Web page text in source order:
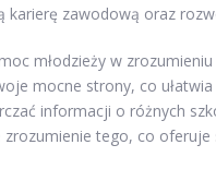
karierę zawodową oraz
młodzieży w zrozumieniu
mocne strony, co ułatwia
informacji o różnych
zrozumienie tego, co oferuje